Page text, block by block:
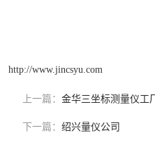
http://www.jincsyu.com
上一篇： 金华三坐标测量仪工厂
下一篇： 绍兴量仪公司